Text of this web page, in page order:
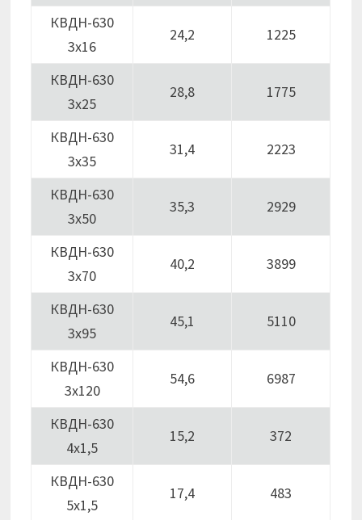
КВДН-630
3х16
24,2 1225
КВДН-630
3х25
28,8 1775
КВДН-630
3х35
31,4 2223
КВДН-630
3х50
35,3 2929
КВДН-630
3х70
40,2 3899
КВДН-630
3х95
45,1 5110
КВДН-630
3х120
54,6 6987
КВДН-630
4х1,5
15,2 372
КВДН-630
5х1,5
17,4 483